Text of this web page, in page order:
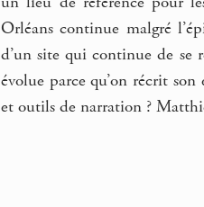
Orléans continue malgré
d’un site qui continue de se
évolue parce qu’on récrit
et outils de narration ?